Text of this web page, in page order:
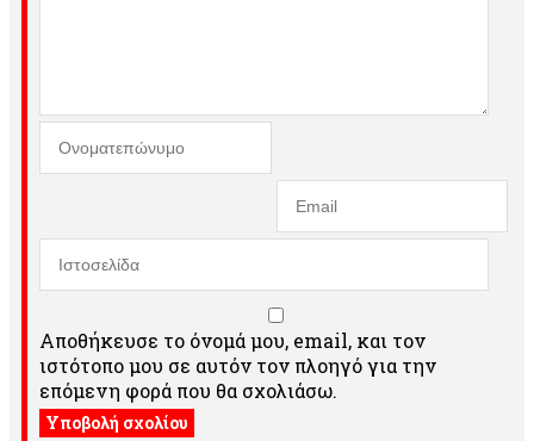
Αποθήκευσε το όνομά μου, email, και τον
ιστότοπο μου σε αυτόν τον πλοηγό για την
επόμενη φορά που θα σχολιάσω.